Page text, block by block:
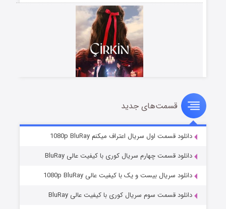
سریال زشت
قسمت۲ (زیرنویس) منتشر شد
قسمت‌های جدید
دانلود قسمت اول سریال اعتراف میکنم 1080p BluRay
دانلود قسمت چهارم سریال کوری با کیفیت عالی BluRay
دانلود سریال بیست و یک با کیفیت عالی 1080p BluRay
دانلود قسمت سوم سریال کوری با کیفیت عالی BluRay